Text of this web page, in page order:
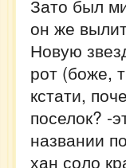
Зато был
он же
Новую
рот (боже,
кстати,
поселок? -
названии
хан соло